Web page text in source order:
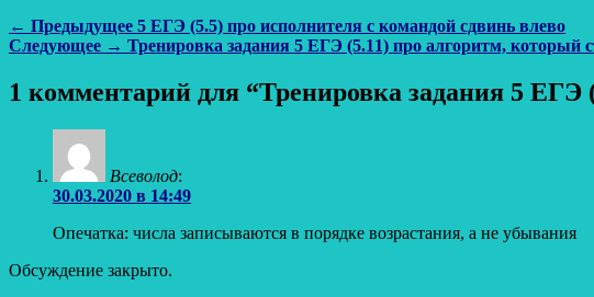
Навигация
по
записям
← Предыдущее Предыдущая
запись:
5 ЕГЭ (5.5) про исполнителя с командой сдвинь влево
Следующее → Следующая
Тренировка задания 5 ЕГЭ (5.11) про алгоритм, который
1 комментарий для “Тренировка задания 5 ЕГЭ
Всеволод:
30.03.2020 в 14:49
Опечатка: числа записываются в порядке возрастания, а не убывания
Обсуждение закрыто.